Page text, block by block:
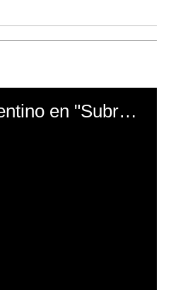
El mal momento de Yanina Gasañol con un hincha argentino en "Subrayado"